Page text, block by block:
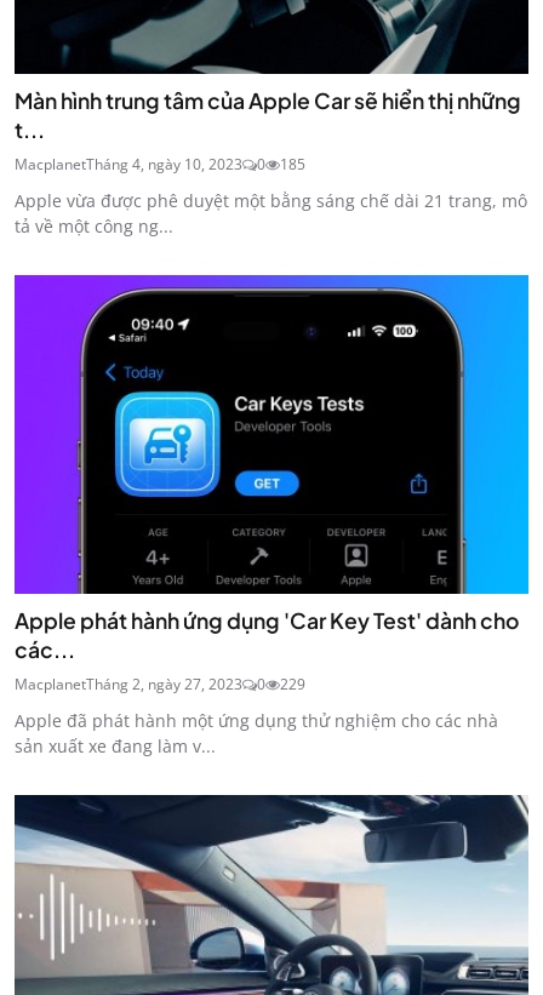
Màn hình trung tâm của Apple Car sẽ hiển thị những
t...
MacplanetTháng 4, ngày 10, 2023 0 185
Apple vừa được phê duyệt một bằng sáng chế dài 21 trang, mô
tả về một công ng...
Apple phát hành ứng dụng 'Car Key Test' dành cho
các...
MacplanetTháng 2, ngày 27, 2023 0 229
Apple đã phát hành một ứng dụng thử nghiệm cho các nhà
sản xuất xe đang làm v...